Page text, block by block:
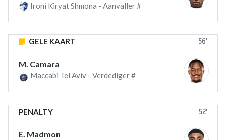
Ironi Kiryat Shmona - Aanvaller #
GELE KAART 56'
M. Camara
Maccabi Tel Aviv - Verdediger #
PENALTY 52'
E. Madmon